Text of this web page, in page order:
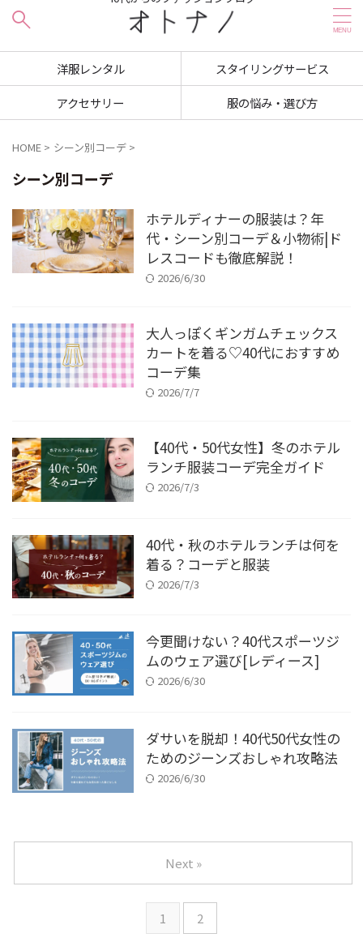
洋服レンタル
スタイリングサービス
アクセサリー
服の悩み・選び方
HOME > シーン別コーデ >
シーン別コーデ
ホテルディナーの服装は？年
代・シーン別コーデ＆小物術|ド
レスコードも徹底解説！
2026/6/30
大人っぽくギンガムチェックス
カートを着る♡40代におすすめ
コーデ集
2026/7/7
【40代・50代女性】冬のホテル
ランチ服装コーデ完全ガイド
2026/7/3
40代・秋のホテルランチは何を
着る？コーデと服装
2026/7/3
今更聞けない？40代スポーツジ
ムのウェア選び[レディース]
2026/6/30
ダサいを脱却！40代50代女性の
ためのジーンズおしゃれ攻略法
2026/6/30
1 2
Next »